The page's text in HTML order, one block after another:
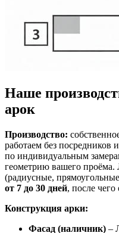
Наше
арок
Производство:
работаем без посредников
по индивидуальным
геометрию вашего
(радиусные,
от 7 до 30 дней, после чего
Конструкция арки:
Фасад (наличник) –